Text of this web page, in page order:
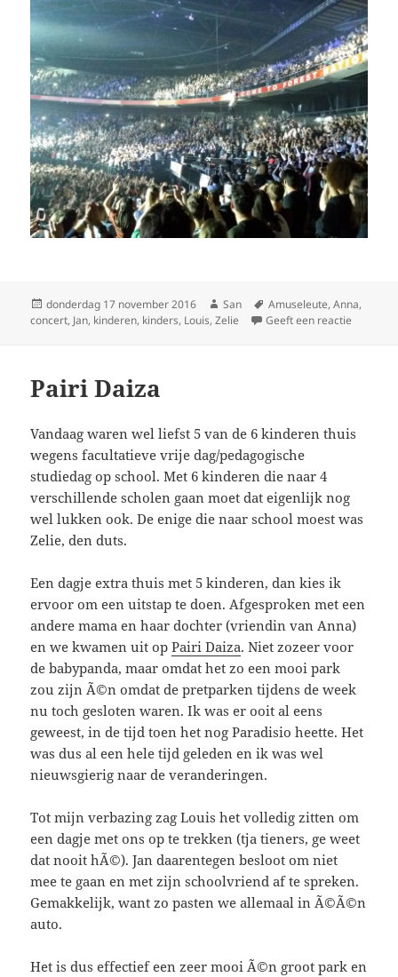
Geplaatst
op
donderdag 17 november 2016 Auteur
San Tags
Amuseleute,Anna,
concert, Jan, kinderen, kinders, Louis,Zelie Geeft een reactie
Pairi Daiza
Vandaag waren wel liefst 5 van de 6 kinderen thuis
wegens facultatieve vrije dag/pedagogische
studiedag op school. Met 6 kinderen die naar 4
verschillende scholen gaan moet dat eigenlijk nog
wel lukken ook. De enige die naar school moest was
Zelie, den duts.
Een dagje extra thuis met 5 kinderen, dan kies ik
ervoor om een uitstap te doen. Afgesproken met een
andere mama en haar dochter (vriendin van Anna)
en we kwamen uit opPairi Daiza. Niet zozeer voor
de babypanda, maar omdat het zo een mooi park
zou zijn Ã©n omdat de pretparken tijdens de week
nu toch gesloten waren. Ik was er ooit al eens
geweest, in de tijd toen het nog Paradisio heette. Het
was dus al een hele tijd geleden en ik was wel
nieuwsgierig naar de veranderingen.
Tot mijn verbazing zag Louis het volledig zitten om
een dagje met ons op te trekken (tja tieners, ge weet
dat nooit hÃ©). Jan daarentegen besloot om niet
mee te gaan en met zijn schoolvriend af te spreken.
Gemakkelijk, want zo pasten we allemaal in Ã©Ã©n
auto.
Het is dus effectief een zeer mooi Ã©n groot park en